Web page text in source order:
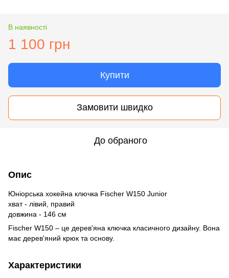
В наявності
1 100 грн
Купити
Замовити швидко
До обраного
Опис
Юніорська хокейна ключка Fischer W150 Junior
хват - лівий, правий
довжина - 146 см
Fischer W150 – це дерев'яна ключка класичного дизайну. Вона
має дерев'яний крюк та основу.
Характеристики